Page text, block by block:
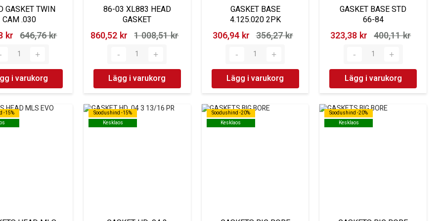
GASKET TWIN
CAM .030
kr‎ 646,76 kr‎
i varukorg
86-03 XL883 HEAD
GASKET
860,52 kr‎ 1 008,51 kr‎
Lägg i varukorg
GASKET BASE
4.125.020 2PK
306,94 kr‎ 356,27 kr‎
Lägg i varukorg
GASKET BASE STD
66-84
323,38 kr‎ 400,11 kr‎
Lägg i varukorg
-15%
-15%
Soodushind -15%
Kesklaos
Soodushind -15%
Kesklaos
Soodushind -20%
Kesklaos
Soodushind -20%
Kesklaos
Soodushind -20%
Kesklaos
Soodushind -20%
Kesklaos